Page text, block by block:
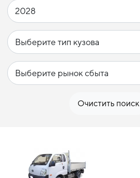
Очистить поиск